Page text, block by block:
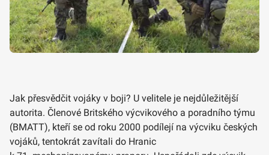
Jak přesvědčit vojáky v boji? U velitele je nejdůležitější
autorita. Členové Britského výcvikového a poradního týmu
(BMATT), kteří se od roku 2000 podílejí na výcviku českých
vojáků, tentokrát zavítali do Hranic